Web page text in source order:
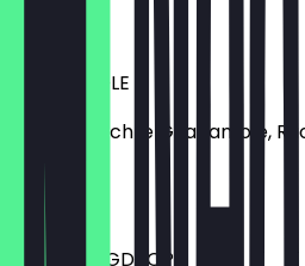
GUACAMOLE
Hausgemachte Guacamole,
SARA’S EGGDROP